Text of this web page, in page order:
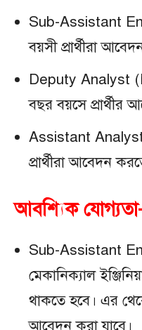
Sub-Assistant
বয়সী প্রার্থীরা
Deputy Analyst
বছর বয়সে প্রার্থীর
Assistant Analyst
প্রার্থীরা আবেদন
আবশ্যিক
Sub-Assistant
মেকানিক্যাল
থাকতে হবে। এর
আবেদন করা যাবে।